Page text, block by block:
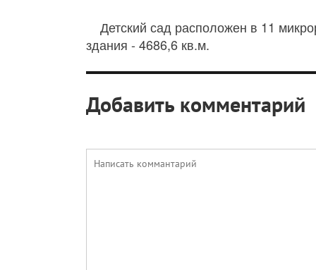
Детский сад расположен в 11
здания - 4686,6 кв.м.
Добавить комментарий